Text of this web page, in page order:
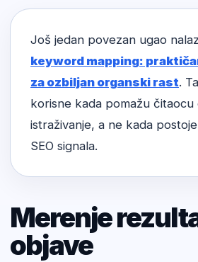
Još jedan povezan ugao
keyword mapping:
za ozbiljan organski rast.
korisne kada pomažu čitaocu
istraživanje, a ne kada
SEO signala.
Merenje
objave